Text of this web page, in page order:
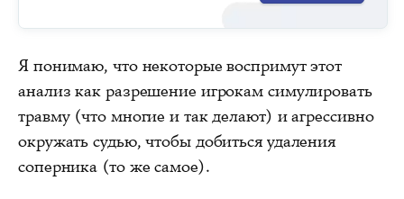
Я понимаю, что некоторые воспримут этот
анализ как разрешение игрокам симулировать
травму (что многие и так делают) и агрессивно
окружать судью, чтобы добиться удаления
соперника (то же самое).